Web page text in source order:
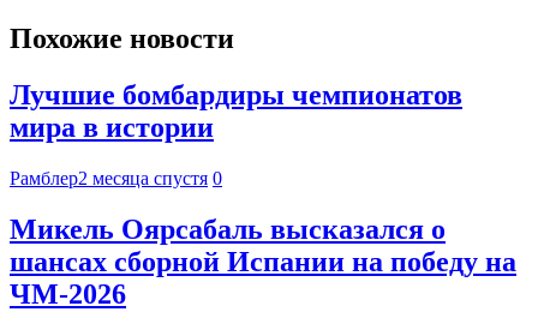
Похожие новости
Лучшие бомбардиры чемпионатов
мира в истории
Рамблер2 месяца спустя 0
Микель Оярсабаль высказался о
шансах сборной Испании на победу на
ЧМ-2026